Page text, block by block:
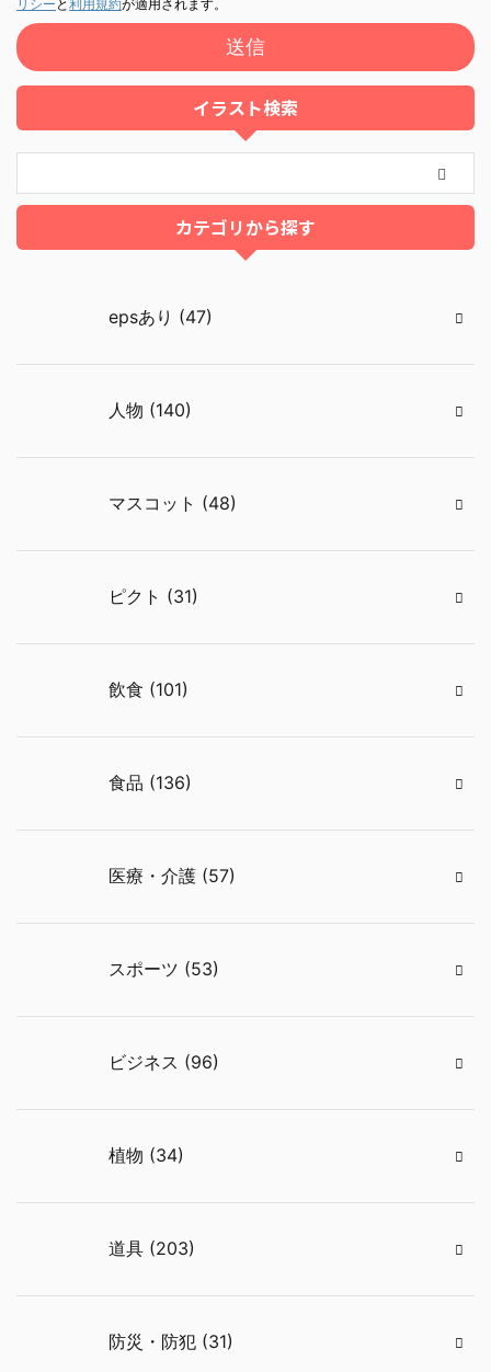
リシー と利用規約が適用されます。
イラスト検索
カテゴリから探す
epsあり (47)
人物 (140)
マスコット (48)
ピクト (31)
飲食 (101)
食品 (136)
医療・介護 (57)
スポーツ (53)
ビジネス (96)
植物 (34)
道具 (203)
防災・防犯 (31)